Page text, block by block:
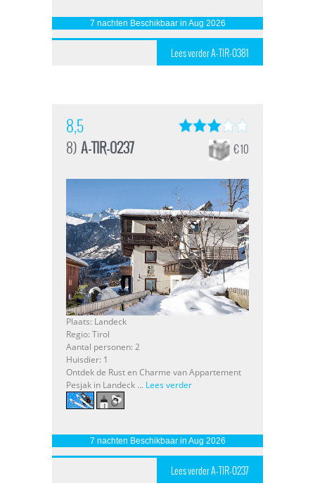
7 nachten Beschikbaar in Aug 2026
Lees verder A-TIR-0381
8,5
8) A-TIR-0237 € 10
Plaats: Landeck
Regio: Tirol
Aantal personen: 2
Huisdier: 1
Ontdek de Rust en Charme van Appartement
Pesjak in Landeck ... Lees verder
7 nachten Beschikbaar in Aug 2026
Lees verder A-TIR-0237